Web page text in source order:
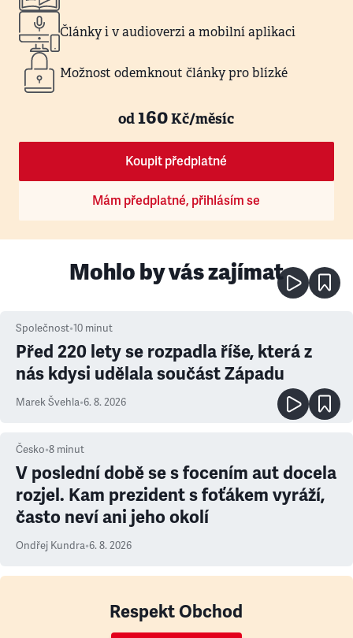
Články i v audioverzi a mobilní aplikaci
Možnost odemknout články pro blízké
od160Kč/měsíc
Koupit předplatné
Mám předplatné, přihlásím se
Mohlo by vás zajímat
Společnost•10 minut
Před 220 lety se rozpadla říše, která z
nás kdysi udělala součást Západu
Marek Švehla•6. 8. 2026
Česko•8 minut
V poslední době se s focením aut docela
rozjel. Kam prezident s foťákem vyráží,
často neví ani jeho okolí
Ondřej Kundra•6. 8. 2026
Respekt Obchod